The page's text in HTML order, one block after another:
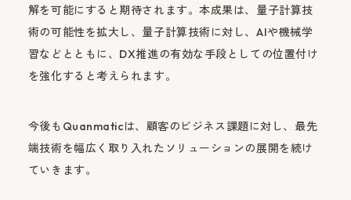
解を可能にすると期待されます。本成果は、量子計算技
術の可能性を拡大し、量子計算技術に対し、AIや機械学
習などとともに、DX推進の有効な手段としての位置付け
を強化すると考えられます。
今後もQuanmaticは、顧客のビジネス課題に対し、最先
端技術を幅広く取り入れたソリューションの展開を続け
ていきます。